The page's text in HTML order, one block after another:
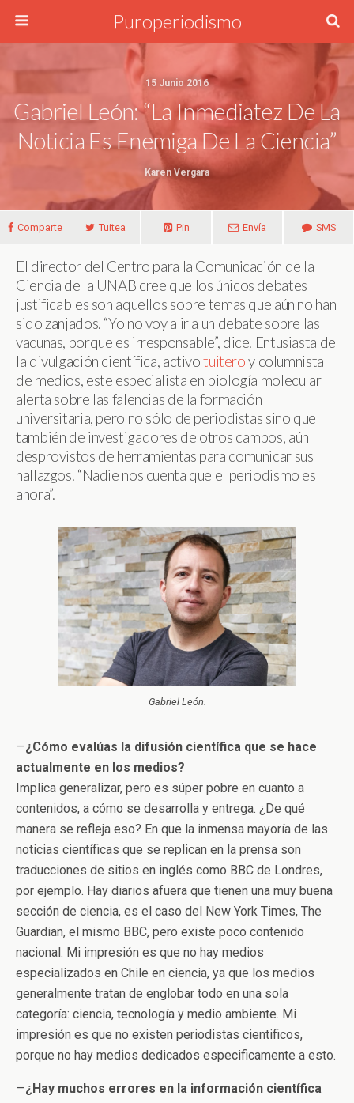
Puroperiodismo
15 Junio 2016
Gabriel León: “La Inmediatez De La
Noticia Es Enemiga De La Ciencia”
Karen Vergara
Comparte Tuitea Pin Envía SMS
El director del Centro para la Comunicación de la
Ciencia de la UNAB cree que los únicos debates
justificables son aquellos sobre temas que aún no han
sido zanjados. “Yo no voy a ir a un debate sobre las
vacunas, porque es irresponsable”, dice. Entusiasta de
la divulgación científica, activotuiteroy columnista
de medios, este especialista en biología molecular
alerta sobre las falencias de la formación
universitaria, pero no sólo de periodistas sino que
también de investigadores de otros campos, aún
desprovistos de herramientas para comunicar sus
hallazgos. “Nadie nos cuenta que el periodismo es
ahora”.
Gabriel León.
—¿Cómo evalúas la difusión científica que se hace
actualmente en los medios?
Implica generalizar, pero es súper pobre en cuanto a
contenidos, a cómo se desarrolla y entrega. ¿De qué
manera se refleja eso? En que la inmensa mayoría de las
noticias científicas que se replican en la prensa son
traducciones de sitios en inglés como BBC de Londres,
por ejemplo. Hay diarios afuera que tienen una muy buena
sección de ciencia, es el caso del New York Times, The
Guardian, el mismo BBC, pero existe poco contenido
nacional. Mi impresión es que no hay medios
especializados en Chile en ciencia, ya que los medios
generalmente tratan de englobar todo en una sola
categoría: ciencia, tecnología y medio ambiente. Mi
impresión es que no existen periodistas cientificos,
porque no hay medios dedicados especificamente a esto.
—¿Hay muchos errores en la información científica